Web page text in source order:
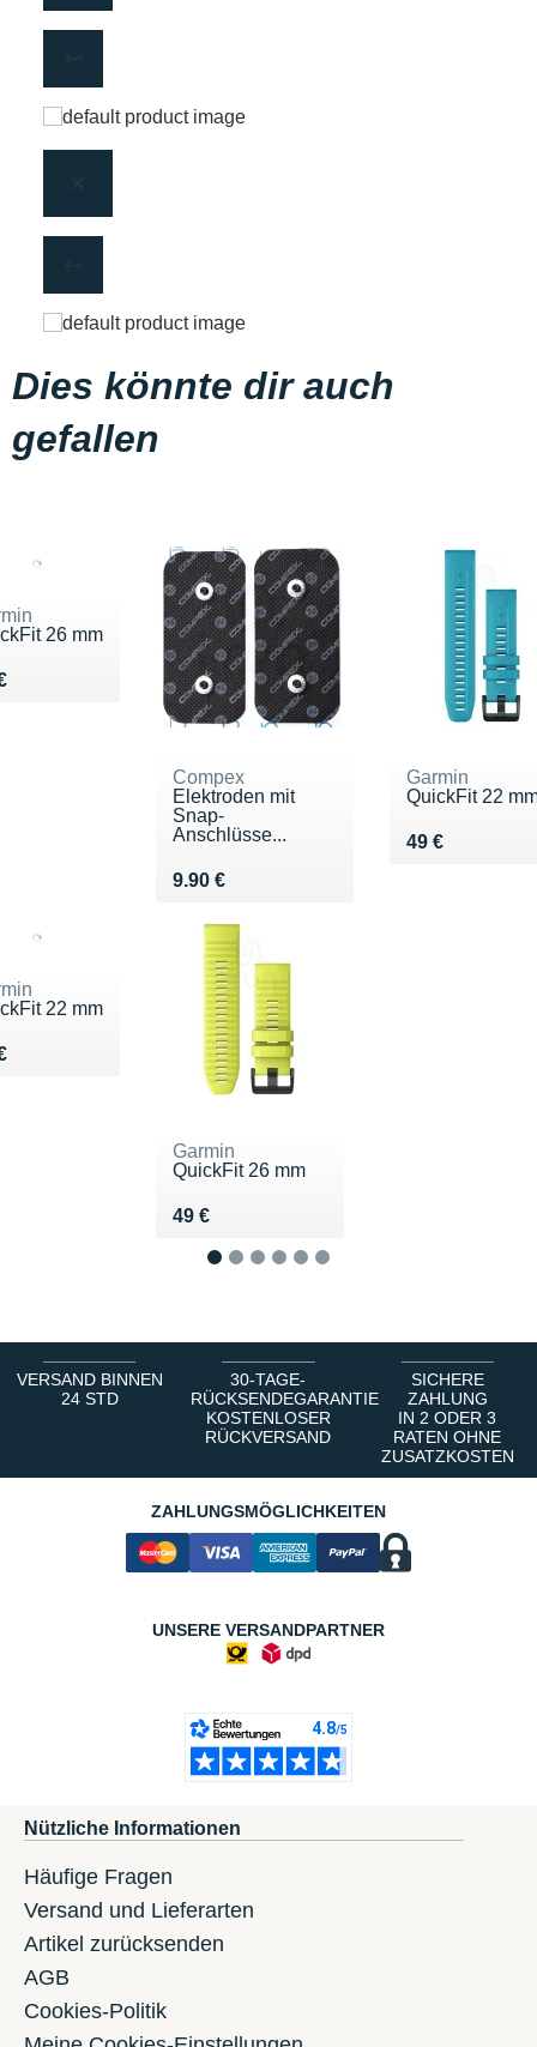
Dies könnte dir auch
gefallen
26 mm
49 €
Compex
Elektroden mit
Snap-
Anschlüsse...
9.90 €
Vendu 9.90 €
Garmin
QuickFit 22
49 €
Vendu 49 €
22 mm
49 €
Garmin
QuickFit 26 mm
49 €
Vendu 49 €
VERSAND BINNEN
24 STD
30-TAGE-
RÜCKSENDEGARANTIE
KOSTENLOSER
RÜCKVERSAND
SICHERE
ZAHLUNG
IN 2 ODER 3
RATEN OHNE
ZUSATZKOSTEN
ZAHLUNGSMÖGLICHKEITEN
UNSERE VERSANDPARTNER
Nützliche Informationen
Häufige Fragen
Versand und Lieferarten
Artikel zurücksenden
AGB
Cookies-Politik